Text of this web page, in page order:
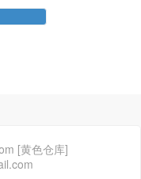
[黄色仓库]